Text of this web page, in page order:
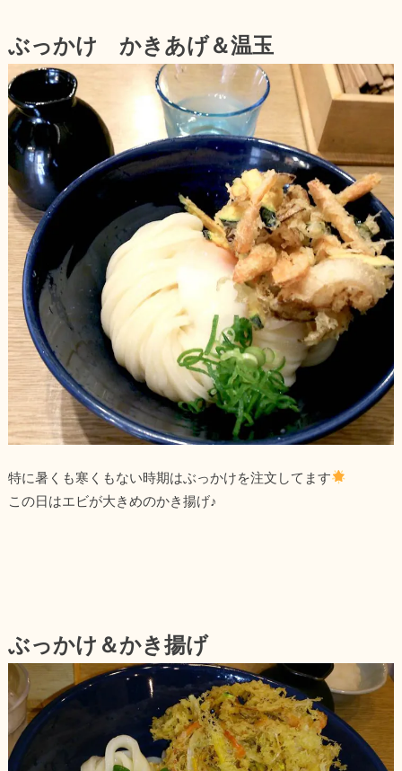
ぶっかけ かきあげ＆温玉
特に暑くも寒くもない時期はぶっかけを注文してます
この日はエビが大きめのかき揚げ♪
ぶっかけ＆かき揚げ